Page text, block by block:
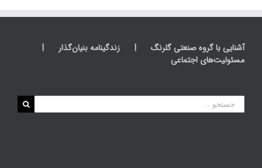
آشنایی با گروه صنعتی گلرنگ
زندگینامه بنیان‌گذار
مسئولیت‌های اجتماعی
جستجو
برای: